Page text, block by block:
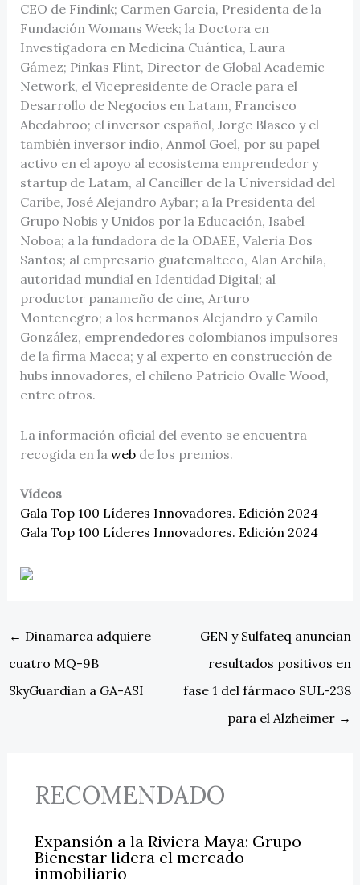
CEO de Findink; Carmen García, Presidenta de la
Fundación Womans Week; la Doctora en
Investigadora en Medicina Cuántica, Laura
Gámez; Pinkas Flint, Director de Global Academic
Network, el Vicepresidente de Oracle para el
Desarrollo de Negocios en Latam, Francisco
Abedabroo; el inversor español, Jorge Blasco y el
también inversor indio, Anmol Goel, por su papel
activo en el apoyo al ecosistema emprendedor y
startup de Latam, al Canciller de la Universidad del
Caribe, José Alejandro Aybar; a la Presidenta del
Grupo Nobis y Unidos por la Educación, Isabel
Noboa; a la fundadora de la ODAEE, Valeria Dos
Santos; al empresario guatemalteco, Alan Archila,
autoridad mundial en Identidad Digital; al
productor panameño de cine, Arturo
Montenegro; a los hermanos Alejandro y Camilo
González, emprendedores colombianos impulsores
de la firma Macca; y al experto en construcción de
hubs innovadores, el chileno Patricio Ovalle Wood,
entre otros.
La información oficial del evento se encuentra
recogida en la webde los premios.
Vídeos
Gala Top 100 Líderes Innovadores. Edición 2024
Gala Top 100 Líderes Innovadores. Edición 2024
← Dinamarca adquiere
cuatro MQ-9B
SkyGuardian a GA-ASI
GEN y Sulfateq anuncian
resultados positivos en
fase 1 del fármaco SUL-238
para el Alzheimer →
RECOMENDADO
Expansión a la Riviera Maya: Grupo
Bienestar lidera el mercado
inmobiliario